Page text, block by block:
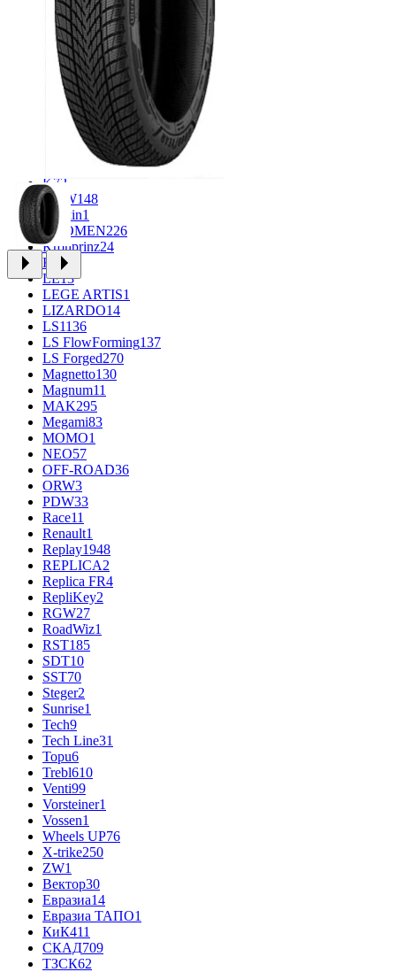
CROSS_STREET
Eurodisk1
FF33
FR REPLICA1
GR34
Grizzly3
iFree965
iFree Original49
INFORGED1
K72
KDW148
Keskin1
KHOMEN226
Kronprinz24
KT 23
LE13
LEGE ARTIS1
LIZARDO14
LS1136
LS FlowForming137
LS Forged270
Magnetto130
Magnum11
MAK295
Megami83
MOMO1
NEO57
OFF-ROAD36
ORW3
PDW33
Race11
Renault1
Replay1948
REPLICA2
Replica FR4
RepliKey2
RGW27
RoadWiz1
RST185
SDT10
SST70
Steger2
Sunrise1
Tech9
Tech Line31
Topu6
Trebl610
Venti99
Vorsteiner1
Vossen1
Wheels UP76
X-trike250
ZW1
Вектор30
Евразиа14
Евразиа ТАПО1
КиК411
СКАД709
ТЗСК62